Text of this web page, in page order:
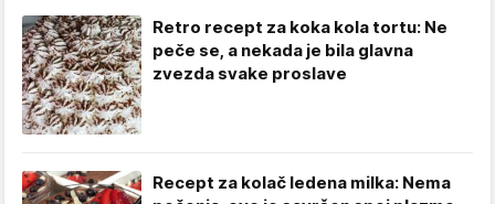
Retro recept za koka kola tortu: Ne
peče se, a nekada je bila glavna
zvezda svake proslave
Recept za kolač ledena milka: Nema